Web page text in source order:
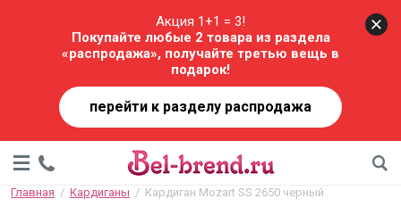
Акция 1+1 = 3!
Покупайте любые 2 товара из раздела
«распродажа», получайте третью вещь в
подарок!
перейти к разделу распродажа
Главная
  /
Кардиганы
  /  Кардиган Mozart SS 2650 черный